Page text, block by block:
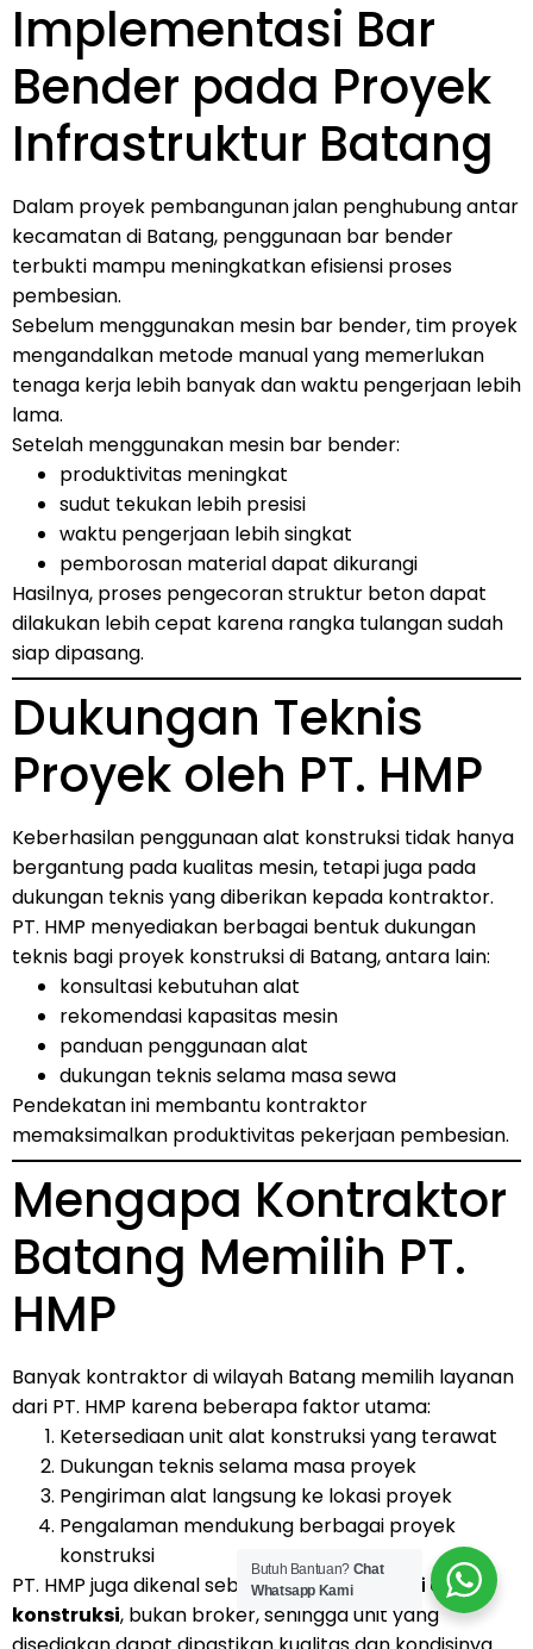
Implementasi Bar
Bender pada Proyek
Infrastruktur Batang
Dalam proyek pembangunan jalan penghubung antar
kecamatan di Batang, penggunaan bar bender
terbukti mampu meningkatkan efisiensi proses
pembesian.
Sebelum menggunakan mesin bar bender, tim proyek
mengandalkan metode manual yang memerlukan
tenaga kerja lebih banyak dan waktu pengerjaan lebih
lama.
Setelah menggunakan mesin bar bender:
produktivitas meningkat
sudut tekukan lebih presisi
waktu pengerjaan lebih singkat
pemborosan material dapat dikurangi
Hasilnya, proses pengecoran struktur beton dapat
dilakukan lebih cepat karena rangka tulangan sudah
siap dipasang.
Dukungan Teknis
Proyek oleh PT. HMP
Keberhasilan penggunaan alat konstruksi tidak hanya
bergantung pada kualitas mesin, tetapi juga pada
dukungan teknis yang diberikan kepada kontraktor.
PT. HMP menyediakan berbagai bentuk dukungan
teknis bagi proyek konstruksi di Batang, antara lain:
konsultasi kebutuhan alat
rekomendasi kapasitas mesin
panduan penggunaan alat
dukungan teknis selama masa sewa
Pendekatan ini membantu kontraktor
memaksimalkan produktivitas pekerjaan pembesian.
Mengapa Kontraktor
Batang Memilih PT.
HMP
Banyak kontraktor di wilayah Batang memilih layanan
dari PT. HMP karena beberapa faktor utama:
Ketersediaan unit alat konstruksi yang terawat
Dukungan teknis selama masa proyek
Pengiriman alat langsung ke lokasi proyek
Pengalaman mendukung berbagai proyek
konstruksi
PT. HMP juga dikenal sebagaisupplier resmi alat
konstruksi, bukan broker, sehingga unit yang
Butuh Bantuan? Chat
Whatsapp Kami